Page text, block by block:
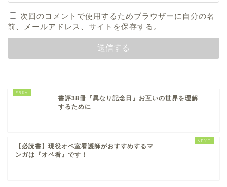
次回のコメントで使用するためブラウザーに自分の名
前、メールアドレス、サイトを保存する。
書評38冊『異なり記念日』お互いの世界を理解
するために
【必読書】現役オペ室看護師がおすすめするマ
ンガは『オペ看』です！